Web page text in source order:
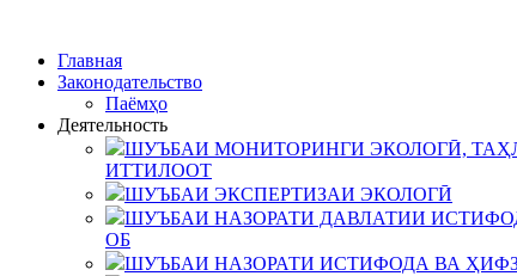
Главная
Законодательство
Паёмҳо
Деятельность
ШУЪБАИ МОНИТОРИНГИ ЭКОЛОГӢ,
ИТТИЛООТ
ШУЪБАИ ЭКСПЕРТИЗАИ ЭКОЛОГӢ
ШУЪБАИ НАЗОРАТИ ДАВЛАТИИ
ОБ
ШУЪБАИ НАЗОРАТИ ИСТИФОДА ВА